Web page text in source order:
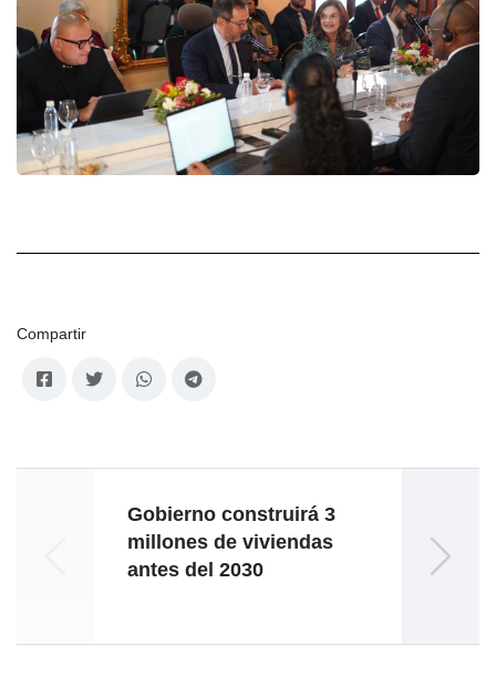
Compartir
Gobierno construirá 3
millones de viviendas
antes del 2030